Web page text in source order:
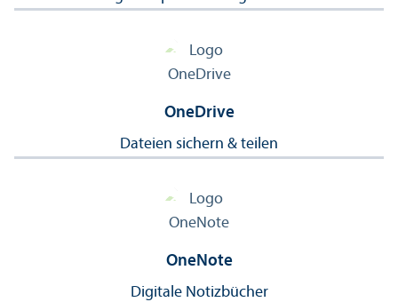
OneDrive
Dateien sichern & teilen
OneNote
Digitale Notizbücher